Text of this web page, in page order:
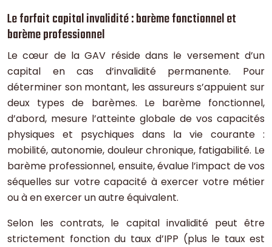
Le forfait capital invalidité : barème fonctionnel et
barème professionnel
Le cœur de la GAV réside dans le versement d’un
capital en cas d’invalidité permanente. Pour
déterminer son montant, les assureurs s’appuient sur
deux types de barèmes. Le barème fonctionnel,
d’abord, mesure l’atteinte globale de vos capacités
physiques et psychiques dans la vie courante :
mobilité, autonomie, douleur chronique, fatigabilité. Le
barème professionnel, ensuite, évalue l’impact de vos
séquelles sur votre capacité à exercer votre métier
ou à en exercer un autre équivalent.
Selon les contrats, le capital invalidité peut être
strictement fonction du taux d’IPP (plus le taux est